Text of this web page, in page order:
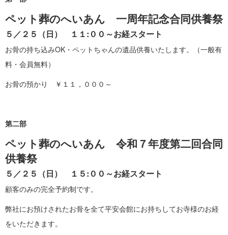
ペット葬のへいあん 一周年記念合同供養祭
５／２５（日） １１:００～お経スタート
お骨の持ち込みOK・ペットちゃんの遺品供養いたします。（一般有
料・会員無料）
お骨の預かり ￥１１，０００～
第二部
ペット葬のへいあん 令和７年度第二回合同
供養祭
５／２５（日） １５:００～お経スタート
顧客のみの完全予約制です。
弊社にお預けされたお骨を全て平安会館にお持ちしてお寺様のお経
をいただきます。